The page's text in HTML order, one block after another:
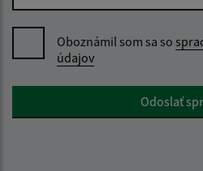
Oboznámil som sa so
údajov
Google reCaptcha ResponseOdoslať